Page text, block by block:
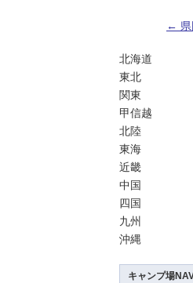
投稿ナ
←
北海道
東北
関東
甲信越
北陸
東海
近畿
中国
四国
九州
沖縄
キャンプ場